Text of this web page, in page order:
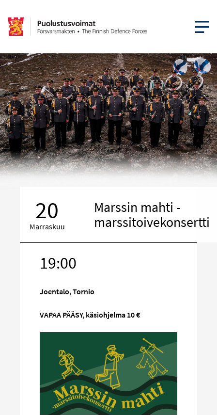
AVAA
20
Marraskuu
Marssin mahti -
marssitoivekonsertti
19:00
Joentalo, Tornio
VAPAA PÄÄSY, käsiohjelma 10 €